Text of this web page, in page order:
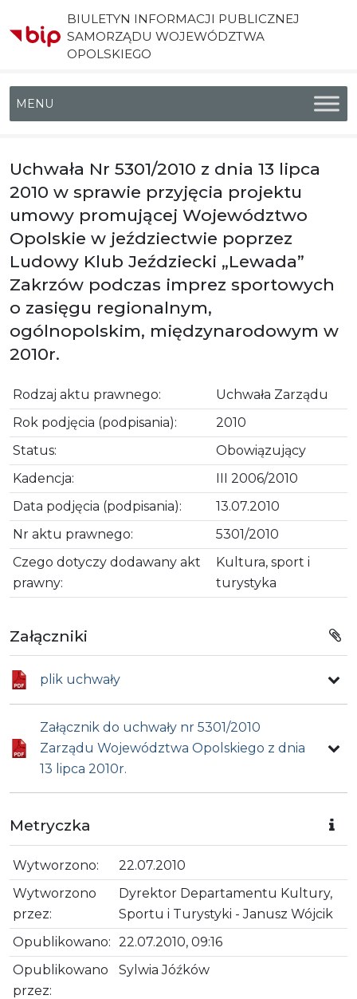
BIULETYN INFORMACJI PUBLICZNEJ
SAMORZĄDU WOJEWÓDZTWA
OPOLSKIEGO
Menu główne
Uchwała Nr 5301/2010 z dnia 13 lipca
2010 w sprawie przyjęcia projektu
umowy promującej Województwo
Opolskie w jeździectwie poprzez
Ludowy Klub Jeździecki „Lewada”
Zakrzów podczas imprez sportowych
o zasięgu regionalnym,
ogólnopolskim, międzynarodowym w
2010r.
Rodzaj aktu prawnego:
Uchwała Zarządu
Rok podjęcia (podpisania):
2010
Status:
Obowiązujący
Kadencja:
III 2006/2010
Data podjęcia (podpisania):
13.07.2010
Nr aktu prawnego:
5301/2010
Czego dotyczy dodawany akt
prawny:
Kultura, sport i
turystyka
Załączniki
plik uchwały
Załącznik do uchwały nr 5301/2010
Zarządu Województwa Opolskiego z dnia
13 lipca 2010r.
Metryczka
Wytworzono:
22.07.2010
Wytworzono
przez:
Dyrektor Departamentu Kultury,
Sportu i Turystyki - Janusz Wójcik
Opublikowano: 22.07.2010, 09:16
Opublikowano
przez:
Sylwia Jóźków